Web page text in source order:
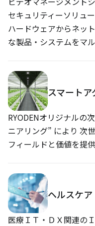
セキュリティーソリュ
ハードウェアからネッ
な製品・システムをマ
スマートア
RYODENオリジナルの
ニアリング” により 次
フィールドと価値を提供
ヘルスケア
医療ＩＴ・ＤＸ関連の